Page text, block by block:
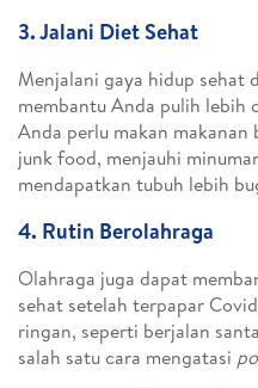
3. Jalani Diet Sehat
Menjalani gaya hidup sehat
membantu Anda pulih lebih
Anda perlu makan
junk food, menjauhi
mendapatkan tubuh lebih
4. Rutin Berolahraga
Olahraga juga dapat
sehat setelah terpapar
ringan, seperti berjalan
salah satu cara mengatasi